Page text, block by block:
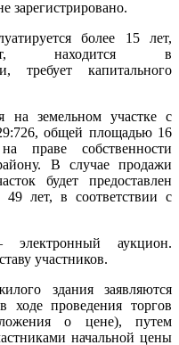
зарегистрировано.
более 15 лет,
находится в
требует капитального
на земельном участке с
общей площадью 16
праве собственности
В случае продажи
будет предоставлен
лет, в соответствии с
электронный аукцион.
участников.
здания заявляются
ходе проведения торгов
о цене), путем
начальной цены